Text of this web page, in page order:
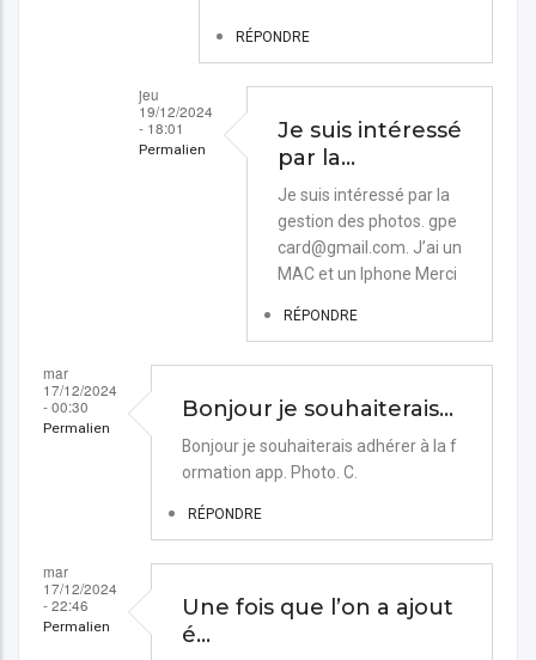
RÉPONDRE
jeu
19/12/2024
- 18:01
Permalien
N'hésitez
pas…
Je suis intéressé
par la…
Je suis intéressé par la
gestion des photos. gpe
card@gmail.com. J’ai un
MAC et un Iphone Merci
RÉPONDRE
mar
17/12/2024
- 00:30
Permalien
Bonjour je souhaiterais…
Bonjour je souhaiterais adhérer à la f
ormation app. Photo. C.
RÉPONDRE
mar
17/12/2024
- 22:46
Permalien
Une fois que l’on a ajout
é…